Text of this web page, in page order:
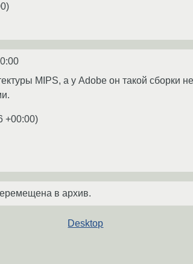
)
MIPS, а у Adobe он такой сборки
+00:00)
в архив.
Desktop